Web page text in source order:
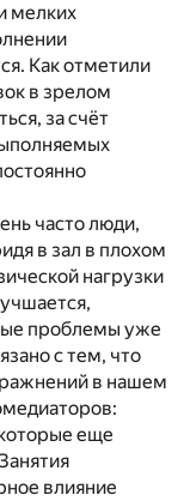
мелких
Как отметили
в зрелом
за счёт
часто люди,
в зал в плохом
нагрузки
проблемы уже
с тем, что
в нашем
еще
влияние